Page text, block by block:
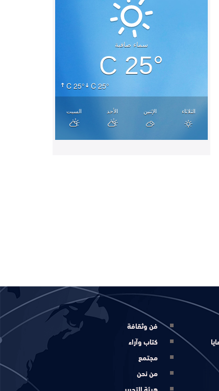
25° C 25° C
سماء صافية
25° C
السبت الأحد الإثنين الثلاثاء
فن وثقافة
كتاب وآراء
مجتمع
من نحن